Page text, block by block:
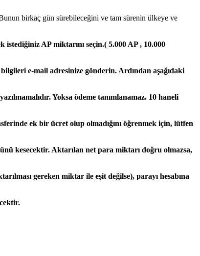
birkaç gün sürebileceğini ve tam sürenin ülkeye ve
istediğiniz AP miktarını seçin.( 5.000 AP , 10.000
e-mail adresinize gönderin. Ardından aşağıdaki
Yoksa ödeme tanımlanamaz. 10 haneli
ek bir ücret olup olmadığını öğrenmek için, lütfen
kesecektir. Aktarılan net para miktarı doğru olmazsa,
gereken miktar ile eşit değilse), parayı hesabına